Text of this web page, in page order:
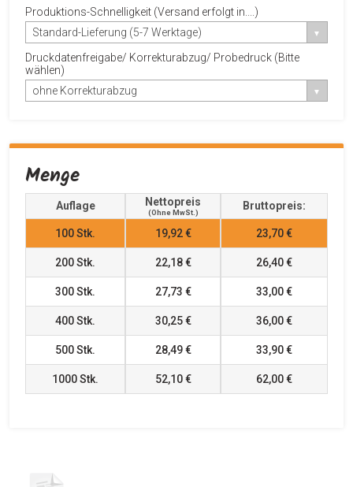
Produktions-Schnelligkeit (Versand erfolgt in....)
Standard-Lieferung (5-7 Werktage)
Druckdatenfreigabe/ Korrekturabzug/ Probedruck (Bitte
wählen)
ohne Korrekturabzug
Menge
Auflage Nettopreis
(ohne MwSt.)
Bruttopreis:
100Stk. 19,92 € 23,70 €
200Stk. 22,18 € 26,40 €
300Stk. 27,73 € 33,00 €
400Stk. 30,25 € 36,00 €
500Stk. 28,49 € 33,90 €
1000Stk. 52,10 € 62,00 €